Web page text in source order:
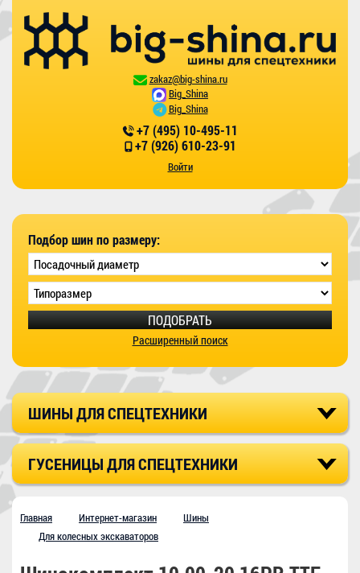
zakaz@big-shina.ru
Big_Shina
Big_Shina
+7 (495) 10-495-11
+7 (926) 610-23-91
Войти
ШИНЫ ДЛЯ СПЕЦТЕХНИКИ
ГУСЕНИЦЫ ДЛЯ СПЕЦТЕХНИКИ
Подбор шин по размеру:
ПОДОБРАТЬ
Расширенный поиск
Главная Интернет-магазин
Шины
Для колесных экскаваторов